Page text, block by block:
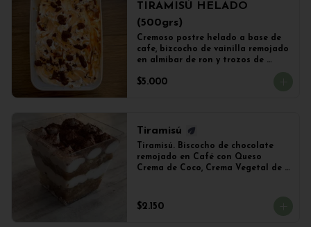
TIRAMISÚ HELADO
(500grs)
Cremoso postre helado a base de
cafe, bizcocho de vainilla remojado
en almibar de ron y trozos de
$5.000
Tiramisú
Tiramisú. Biscocho de chocolate
remojado en Café con Queso
Crema de Coco, Crema Vegetal de
$2.150